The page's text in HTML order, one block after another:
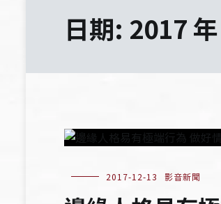
日期: 2017
2017-12-13 影音新聞